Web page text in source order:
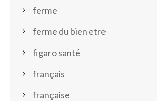
ferme
ferme du bien etre
figaro santé
français
française